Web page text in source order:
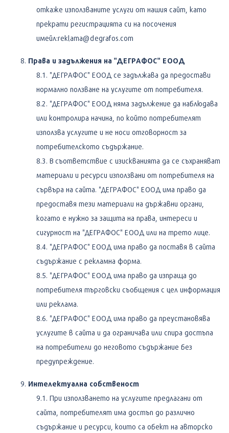
откаже използваните услуги от нашия сайт, като
прекрати регистрацията си на посочения
имейл:reklama@degrafos.com
Права и задължения на "ДЕГРАФОС" ЕООД
"ДЕГРАФОС" ЕООД се задължава да предостави
нормално ползване на услугите от потребителя.
"ДЕГРАФОС" ЕООД няма задължение да наблюдава
или контролира начина, по който потребителят
използва услугите и не носи отговорност за
потребителското съдържание.
В съответствие с изискванията да се съхраняват
материали и ресурси използвани от потребителя на
сървъра на сайта. "ДЕГРАФОС" ЕООД има право да
предоставя тези материали на държавни органи,
когато е нужно за защита на права, интереси и
сигурност на "ДЕГРАФОС" ЕООД или на трето лице.
"ДЕГРАФОС" ЕООД има право да поставя в сайта
съдържание с рекламна форма.
"ДЕГРАФОС" ЕООД има право да изпраща до
потребителя търговски съобщения с цел информация
или реклама.
"ДЕГРАФОС" ЕООД има право да преустановява
услугите в сайта и да ограничава или спира достъпа
на потребители до неговото съдържание без
предупреждение.
Интелектуална собственост
При използването на услугите предлагани от
сайта, потребителят има достъп до различно
съдържание и ресурси, които са обект на авторско